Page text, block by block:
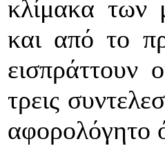
κλίμακα των
και από το
εισπράττουν
τρεις
αφορολόγητο